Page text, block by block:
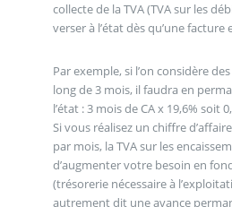
collecte de la TVA (TVA sur les
verser à l’état dès qu’une facture
Par exemple, si l’on considère
long de 3 mois, il faudra en
l’état : 3 mois de CA x 19,6% soit
Si vous réalisez un chiffre
par mois, la TVA sur les
d’augmenter votre besoin en
(trésorerie nécessaire à
autrement dit une avance